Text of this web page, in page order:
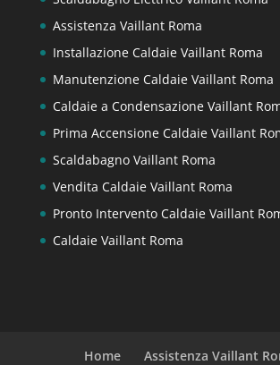
Assistenza Vaillant Roma
Installazione Caldaie Vaillant Roma
Manutenzione Caldaie Vaillant Roma
Caldaie a Condensazione Vaillant
Prima Accensione Caldaie Vaillant
Scaldabagno Vaillant Roma
Vendita Caldaie Vaillant Roma
Pronto Intervento Caldaie Vaillant
Caldaie Vaillant Roma
Home
Assistenza Vaillant